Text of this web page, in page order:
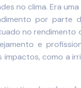
no clima. Era
por parte
no rendimento
e
como a